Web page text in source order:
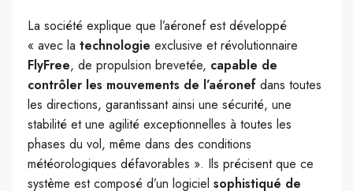
La société explique que l’aéronef est développé
« avec la technologie exclusive et révolutionnaire
FlyFree, de propulsion brevetée, capable de
contrôler les mouvements de l’aéronef dans toutes
les directions, garantissant ainsi une sécurité, une
stabilité et une agilité exceptionnelles à toutes les
phases du vol, même dans des conditions
météorologiques défavorables ». Ils précisent que ce
système est composé d’un logiciel sophistiqué de